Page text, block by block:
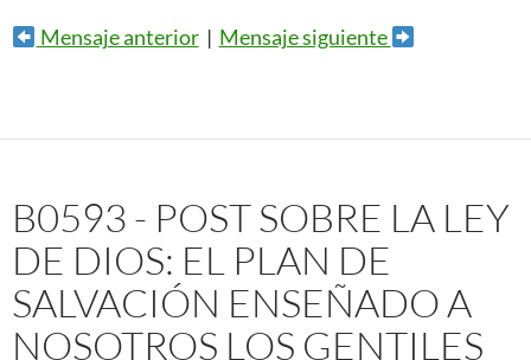
Mensaje anterior| Mensaje siguiente
B0593 - POST SOBRE LA LEY
DE DIOS: EL PLAN DE
SALVACIÓN ENSEÑADO A
NOSOTROS LOS GENTILES